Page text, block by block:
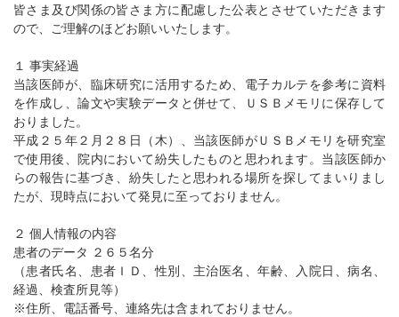
皆さま及び関係の皆さま方に配慮した公表とさせていただきます
ので、ご理解のほどお願いいたします。
１ 事実経過
当該医師が、臨床研究に活用するため、電子カルテを参考に資料
を作成し、論文や実験データと併せて、ＵＳＢメモリに保存して
おりました。
平成２５年２月２８日（木）、当該医師がＵＳＢメモリを研究室
で使用後、院内において紛失したものと思われます。当該医師か
らの報告に基づき、紛失したと思われる場所を探してまいりまし
たが、現時点において発見に至っておりません。
２ 個人情報の内容
患者のデータ ２６５名分
（患者氏名、患者ＩＤ、性別、主治医名、年齢、入院日、病名、
経過、検査所見等）
※住所、電話番号、連絡先は含まれておりません。